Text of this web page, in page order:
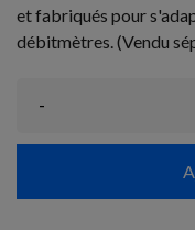
et fabriqués pour
débitmètres. (Vendu
-